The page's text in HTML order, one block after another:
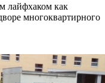
лайфхаком как
многоквартирного